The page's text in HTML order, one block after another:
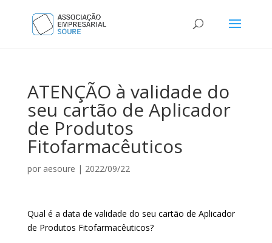
ATENÇÃO à validade do
seu cartão de Aplicador
de Produtos
Fitofarmacêuticos
por aesoure | 2022/09/22
Qual é a data de validade do seu cartão de Aplicador
de Produtos Fitofarmacêuticos?